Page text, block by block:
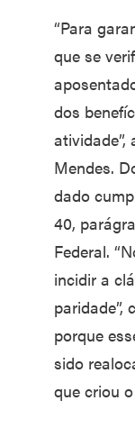
“Para
que se
dos
Mendes.
dado
40,
Federal.
incidir a
paridade”,
porque
sido
que criou